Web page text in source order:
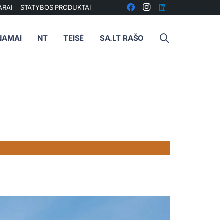
STATYBOS PRODUKTAI
NT TEISĖ SA.LT RAŠO